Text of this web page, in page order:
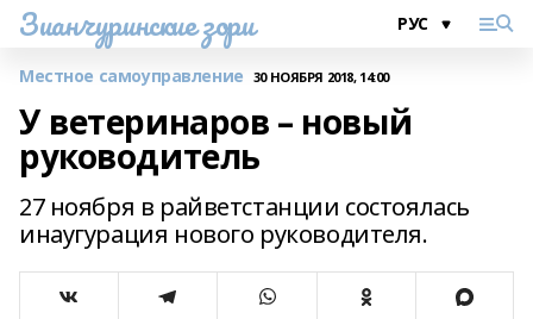
Зианчуринские зори
Местное самоуправление 30 НОЯБРЯ 2018, 14:00
У ветеринаров – новый
руководитель
27 ноября в райветстанции состоялась
инаугурация нового руководителя.